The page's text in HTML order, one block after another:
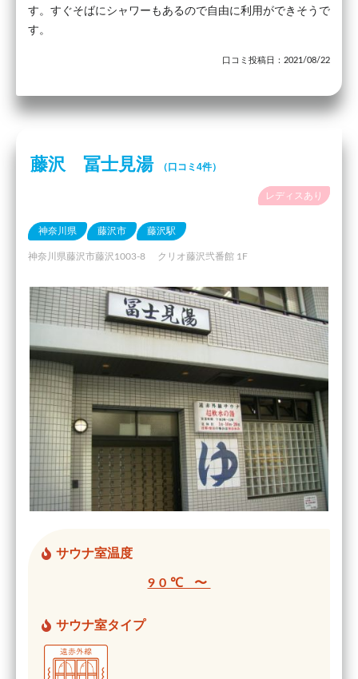
す。すぐそばにシャワーもあるので自由に利用ができそうで
す。
口コミ投稿日：2021/08/22
藤沢 冨士見湯 （口コミ4件）
レディスあり
神奈川県 藤沢市 藤沢駅
神奈川県藤沢市藤沢1003-8 クリオ藤沢弐番館 1F
サウナ室温度
90℃ 〜
サウナ室タイプ